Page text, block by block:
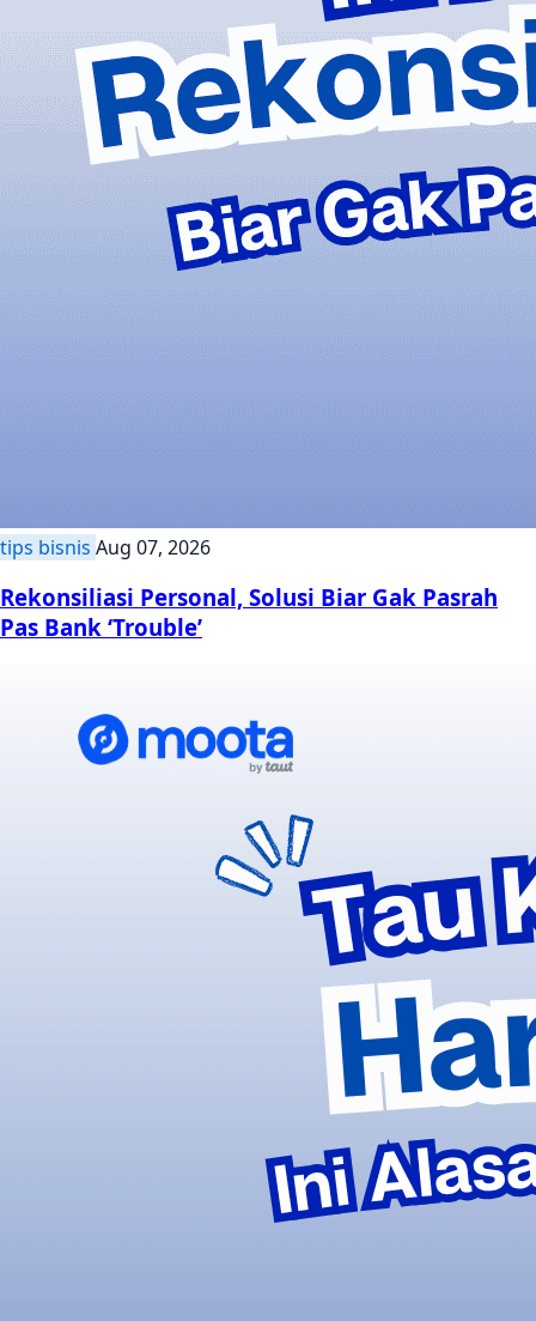
tips bisnis Aug 07, 2026
Rekonsiliasi Personal, Solusi Biar Gak Pasrah
Pas Bank ‘Trouble’